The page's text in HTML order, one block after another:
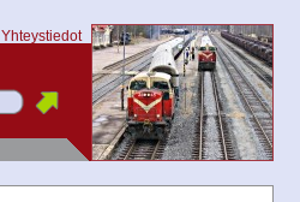
Yhteystiedot